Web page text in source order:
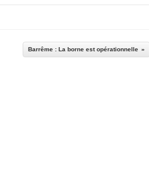
Barrême : La borne est opérationnelle